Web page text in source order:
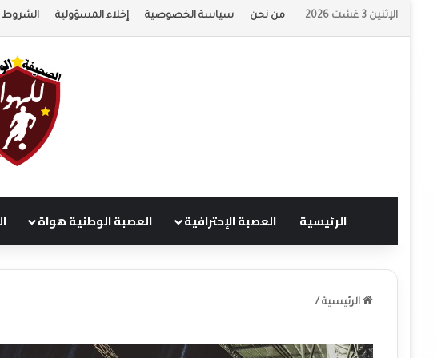
الإثنين 3 غشت 2026 من نحن سياسة الخصوصية إخلاء المسؤولية الشروط
الرئيسية العصبة الإحترافية العصبة الوطنية هواة
الرئيسية /